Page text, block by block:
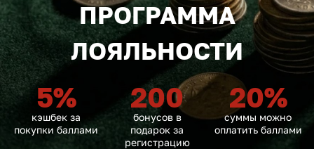
ПРОГРАММА
ЛОЯЛЬНОСТИ
5%
кэшбек за
покупки баллами
200
бонусов в
подарок за
регистрацию
20%
суммы можно
оплатить баллами